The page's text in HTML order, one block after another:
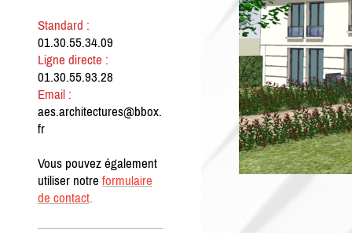
Standard :
01.30.55.34.09
Ligne directe :
01.30.55.93.28
Email :
aes.architectures@bbox.
fr
Vous pouvez également
utiliser notre formulaire
de contact.